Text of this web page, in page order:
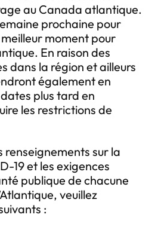
au Canada atlantique.
prochaine pour
moment pour
En raison des
dans la région et ailleurs
également en
plus tard en
les restrictions de
renseignements sur la
19 et les exigences
publique de chacune
veuillez
: